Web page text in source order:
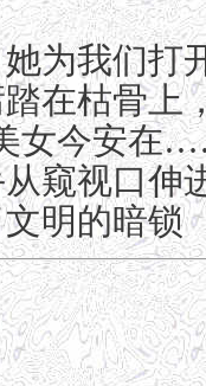
为我们打
在枯骨上
女今安在
窥视口伸
明的暗锁